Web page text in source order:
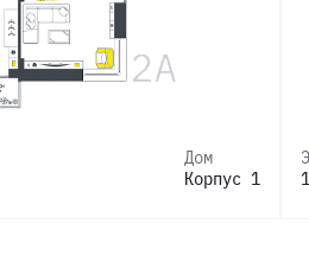
Дом
Корпус 1